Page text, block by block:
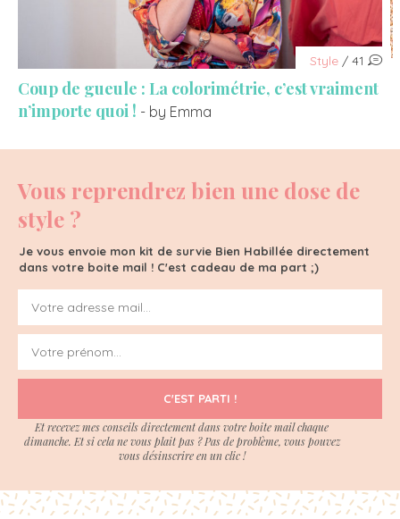
Style / 41
Coup de gueule : La colorimétrie, c’est vraiment
n’importe quoi ! - by Emma
Vous reprendrez bien une dose de
style ?
Je vous envoie mon kit de survie Bien Habillée directement
dans votre boite mail ! C'est cadeau de ma part ;)
C'EST PARTI !
Et recevez mes conseils directement dans votre boite mail chaque
dimanche. Et si cela ne vous plait pas ? Pas de problème, vous pouvez
vous désinscrire en un clic !